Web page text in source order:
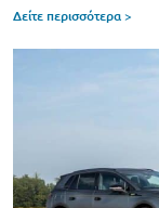
Δείτε περισσότερα >